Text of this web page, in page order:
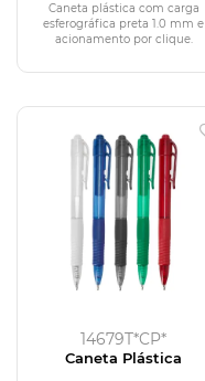
Caneta plástica com carga
esferográfica preta 1.0 mm e
acionamento por clique.
14679T*CP*
Caneta Plástica